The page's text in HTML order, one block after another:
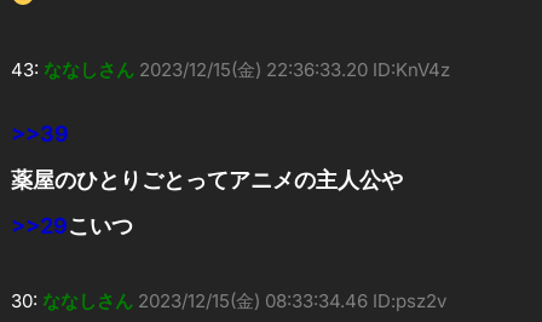
43: ななしさん 2023/12/15(金) 22:36:33.20 ID:KnV4z
>>39
薬屋のひとりごとってアニメの主人公や
>>29こいつ
30: ななしさん 2023/12/15(金) 08:33:34.46 ID:psz2v